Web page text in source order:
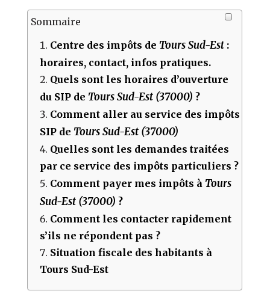
Sommaire
Centre des impôts de Tours Sud-Est :
horaires, contact, infos pratiques.
Quels sont les horaires d’ouverture
du SIP de Tours Sud-Est (37000) ?
Comment aller au service des impôts
SIP de Tours Sud-Est (37000)
Quelles sont les demandes traitées
par ce service des impôts particuliers ?
Comment payer mes impôts à Tours
Sud-Est (37000) ?
Comment les contacter rapidement
s’ils ne répondent pas ?
Situation fiscale des habitants à
Tours Sud-Est